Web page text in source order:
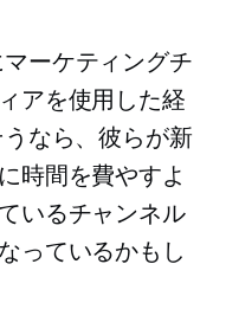
ーケティングチ
アを使用した経
なら、彼らが新
時間を費やすよ
いるチャンネル
っているかもし